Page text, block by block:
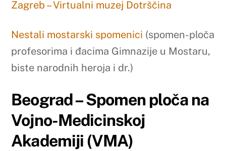
Zagreb – Virtualni muzej Dotrščina
Nestali mostarski spomenici (spomen-ploča
profesorima i đacima Gimnazije u Mostaru,
biste narodnih heroja i dr.)
Beograd – Spomen ploča na
Vojno-Medicinskoj
Akademiji (VMA)